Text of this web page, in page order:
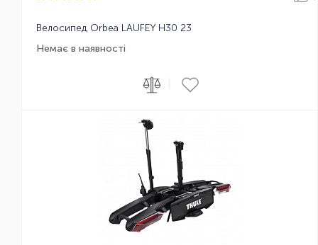
Велосипед Orbea LAUFEY H30 23
Немає в наявності